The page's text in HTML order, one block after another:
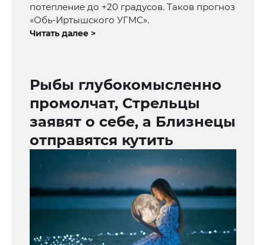
потепление до +20 градусов. Таков прогноз
«Обь-Иртышского УГМС».
Читать далее >
Рыбы глубокомысленно
промолчат, Стрельцы
заявят о себе, а Близнецы
отправятся кутить